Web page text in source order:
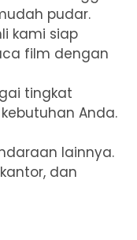
pudar.
kami siap
film dengan
tingkat
Anda.
lainnya.
dan